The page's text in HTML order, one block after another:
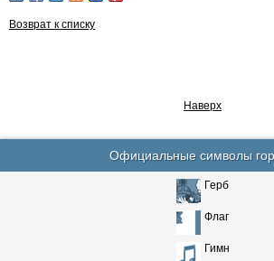
Возврат к списку
Наверх
Официальные символы
Герб
Флаг
Гимн